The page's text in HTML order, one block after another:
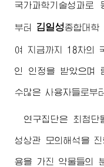
국가과학기술성과로
부터 김일성종합대학
여 지금까지 18차의
인 인정을 받았으며
수많은 사용자들로부
연구집단은 최첨
성상관 모의해석을
용을 가진 약물들의